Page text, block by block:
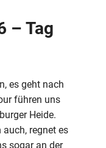
– Tag
es geht nach
führen uns
Heide.
auch, regnet es
sogar an der